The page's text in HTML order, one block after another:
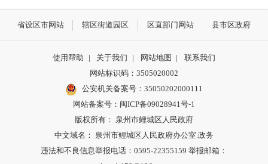
省设区市网站 辖区街道园区 区直部门网站 县市区政府
使用帮助 | 关于我们 | 网站地图 |
联系我们
网站标识码：3505020002
公安机关备案号：35050202000111
网站备案号：闽ICP备09028941号-1
版权所有： 泉州市鲤城区人民政府
中文域名： 泉州市鲤城区人民政府办公室.政务
违法和不良信息举报电话：0595-22355159 举报邮箱：